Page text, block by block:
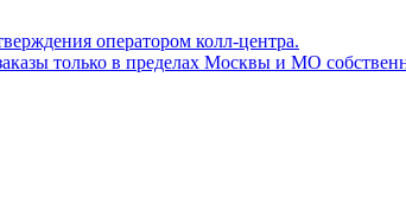
оператором колл-центра.
только в пределах Москвы и МО